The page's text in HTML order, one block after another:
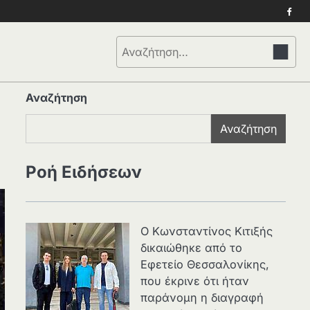
Αναζήτηση
για:
Αναζήτηση
Αναζήτηση
Ροή Ειδήσεων
Ο Κωνσταντίνος Κιτιξής
δικαιώθηκε από το
Εφετείο Θεσσαλονίκης,
που έκρινε ότι ήταν
παράνομη η διαγραφή